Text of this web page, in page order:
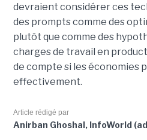
devraient considérer ces
des prompts comme des
plutôt que comme des
charges de travail en
de compte si les économies
effectivement.
Article rédigé par
Anirban Ghoshal, InfoWorld